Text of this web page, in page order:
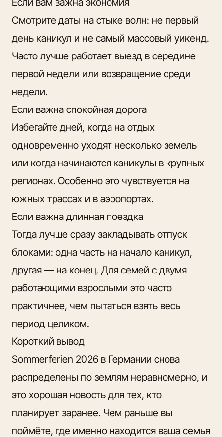
Смотрите даты на стыке волн: не первый
день каникул и не самый массовый уикенд.
Часто лучше работает выезд в середине
первой недели или возвращение среди
недели.
Если важна спокойная дорога
Избегайте дней, когда на отдых
одновременно уходят несколько земель
или когда начинаются каникулы в крупных
регионах. Особенно это чувствуется на
южных трассах и в аэропортах.
Если важна длинная поездка
Тогда лучше сразу закладывать отпуск
блоками: одна часть на начало каникул,
другая — на конец. Для семей с двумя
работающими взрослыми это часто
практичнее, чем пытаться взять весь
период целиком.
Короткий вывод
Sommerferien 2026 в Германии снова
распределены по землям неравномерно, и
это хорошая новость для тех, кто
планирует заранее. Чем раньше вы
поймёте, где именно находится ваша семья